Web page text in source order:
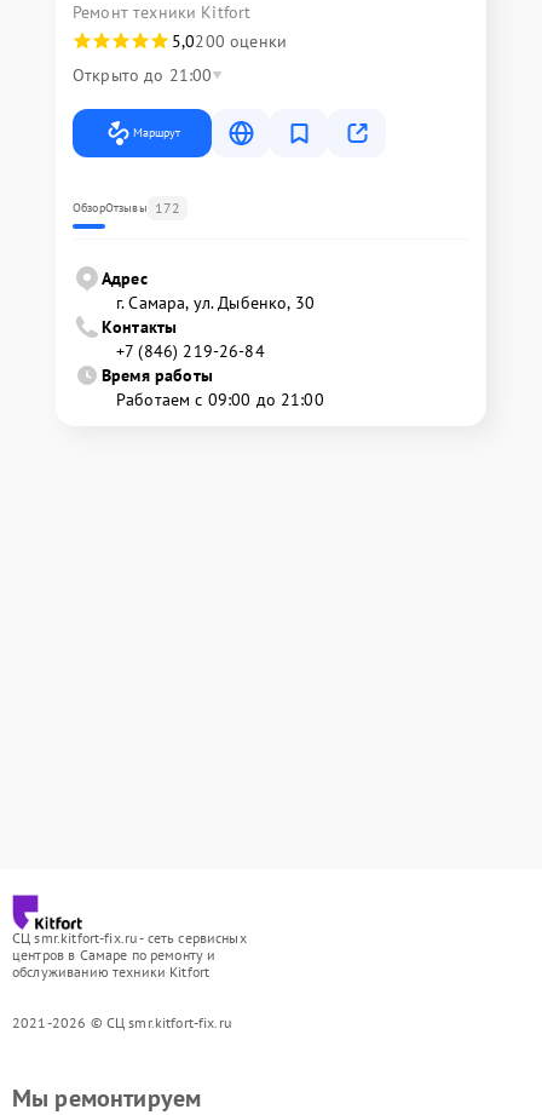
Ремонт техники Kitfort
5,0200 оценки
Открыто до 21:00
Маршрут
ОбзорОтзывы 172
Адрес
г. Самара, ул. Дыбенко, 30
Контакты
+7 (846) 219-26-84
Время работы
Работаем с 09:00 до 21:00
СЦ smr.kitfort-fix.ru - сеть сервисных
центров в Самаре по ремонту и
обслуживанию техники Kitfort
2021-2026 © СЦ smr.kitfort-fix.ru
Мы ремонтируем